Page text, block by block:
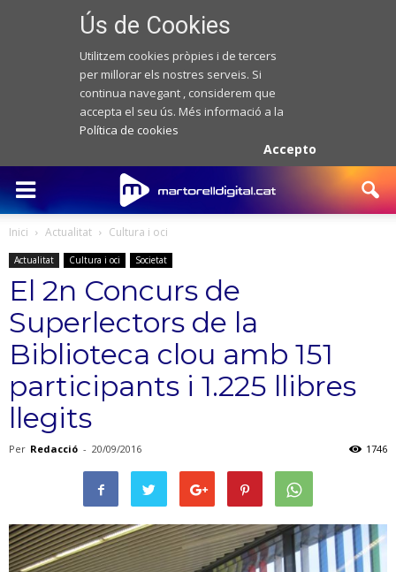
Ús de Cookies
Utilitzem cookies pròpies i de tercers
per millorar els nostres serveis. Si
continua navegant , considerem que
accepta el seu ús. Més informació a la
Política de cookies
Accepto
Inici Actualitat Cultura i oci
Actualitat Cultura i oci Societat
El 2n Concurs de
Superlectors de la
Biblioteca clou amb 151
participants i 1.225 llibres
llegits
Per Redacció - 20/09/2016 1746